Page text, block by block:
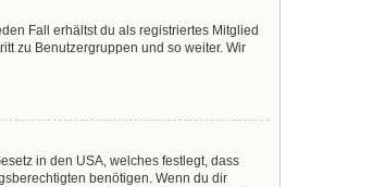
Fall erhältst du als registriertes Mitglied
zu Benutzergruppen und so weiter. Wir
in den USA, welches festlegt, dass
benötigen. Wenn du dir